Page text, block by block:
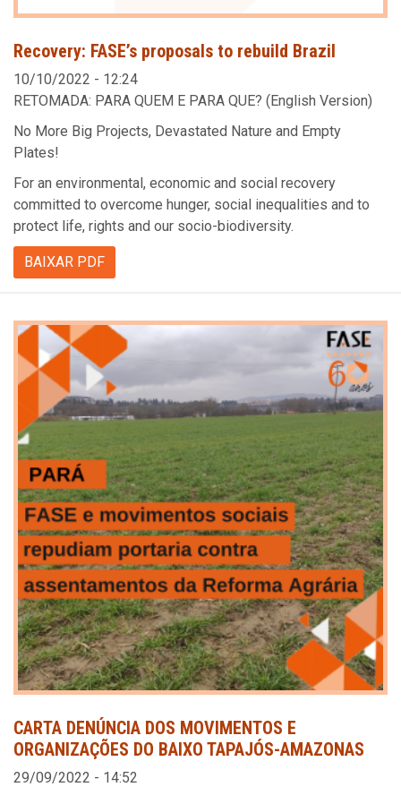
Recovery: FASE’s proposals to rebuild Brazil
10/10/2022 - 12:24
RETOMADA: PARA QUEM E PARA QUE? (English Version)
No More Big Projects, Devastated Nature and Empty
Plates!
For an environmental, economic and social recovery
committed to overcome hunger, social inequalities and to
protect life, rights and our socio-biodiversity.
BAIXAR PDF
CARTA DENÚNCIA DOS MOVIMENTOS E
ORGANIZAÇÕES DO BAIXO TAPAJÓS-AMAZONAS
29/09/2022 - 14:52